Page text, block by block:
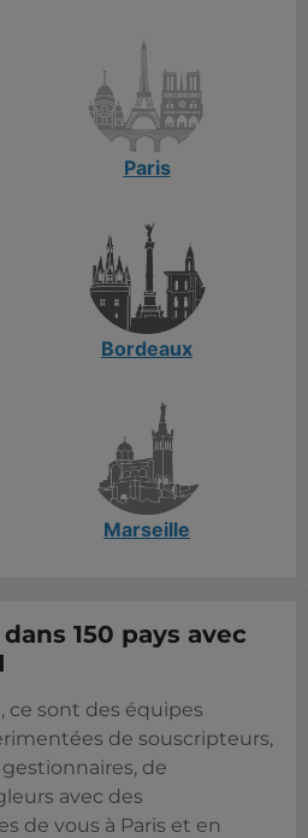
Paris
Bordeaux
Marseille
150 pays avec
ce sont des équipes
de souscripteurs,
de
avec des
de vous à Paris et en